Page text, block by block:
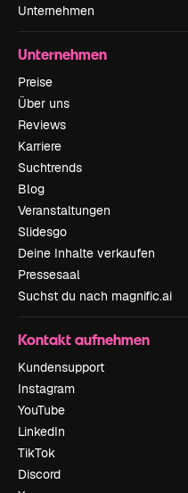
Unternehmen
Unternehmen
Preise
Über uns
Reviews
Karriere
Suchtrends
Blog
Veranstaltungen
Slidesgo
Deine Inhalte verkaufen
Pressesaal
Suchst du nach magnific.ai
Kontakt aufnehmen
Kundensupport
Instagram
YouTube
LinkedIn
TikTok
Discord